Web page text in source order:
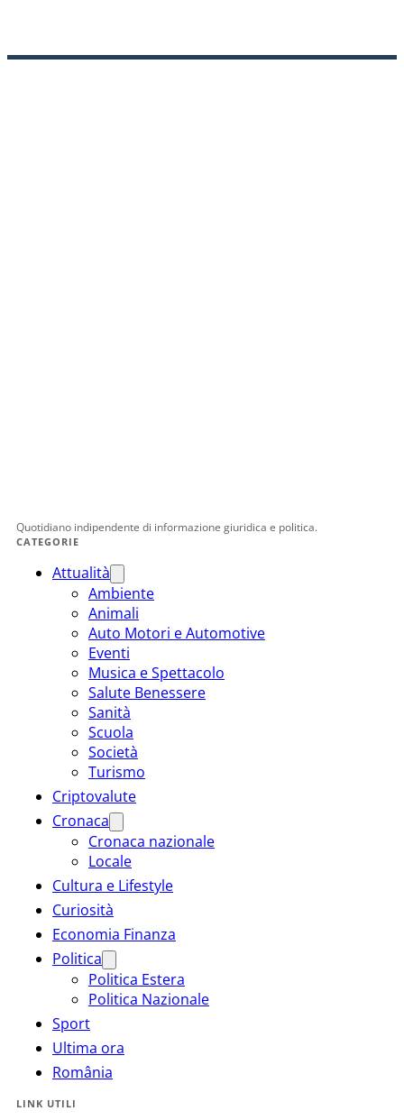
Quotidiano indipendente di informazione giuridica e politica.
CATEGORIE
Attualità
Ambiente
Animali
Auto Motori e Automotive
Eventi
Musica e Spettacolo
Salute Benessere
Sanità
Scuola
Società
Turismo
Criptovalute
Cronaca
Cronaca nazionale
Locale
Cultura e Lifestyle
Curiosità
Economia Finanza
Politica
Politica Estera
Politica Nazionale
Sport
Ultima ora
România
LINK UTILI